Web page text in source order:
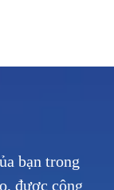
bạn trong
được công